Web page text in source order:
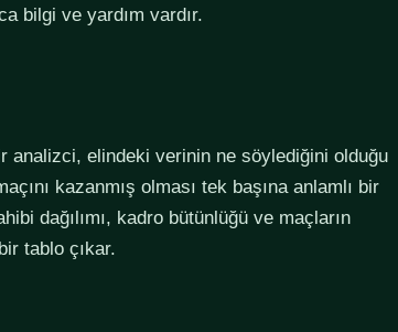
bilgi ve yardım vardır.
analizci, elindeki verinin ne söylediğini olduğu
kazanmış olması tek başına anlamlı bir
dağılımı, kadro bütünlüğü ve maçların
tablo çıkar.